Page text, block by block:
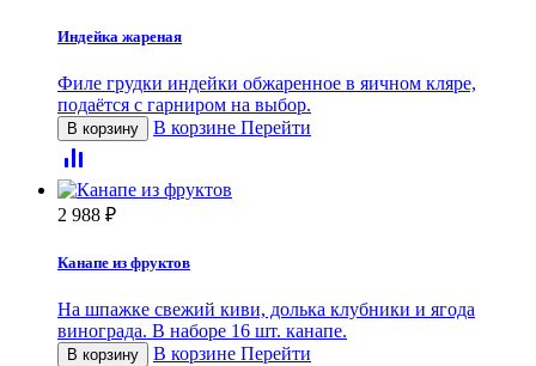
Индейка жареная
Филе грудки индейки обжаренное в яичном кляре,
подаётся с гарниром на выбор.
В корзину В корзине Перейти
2 988 ₽
Канапе из фруктов
На шпажке свежий киви, долька клубники и ягода
винограда. В наборе 16 шт. канапе.
В корзину В корзине Перейти